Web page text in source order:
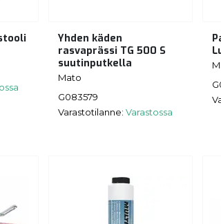
Yhden käden
rasvaprässi TG 500 S
suutinputkella
Mato
G083579
Varastotilanne: Varastossa